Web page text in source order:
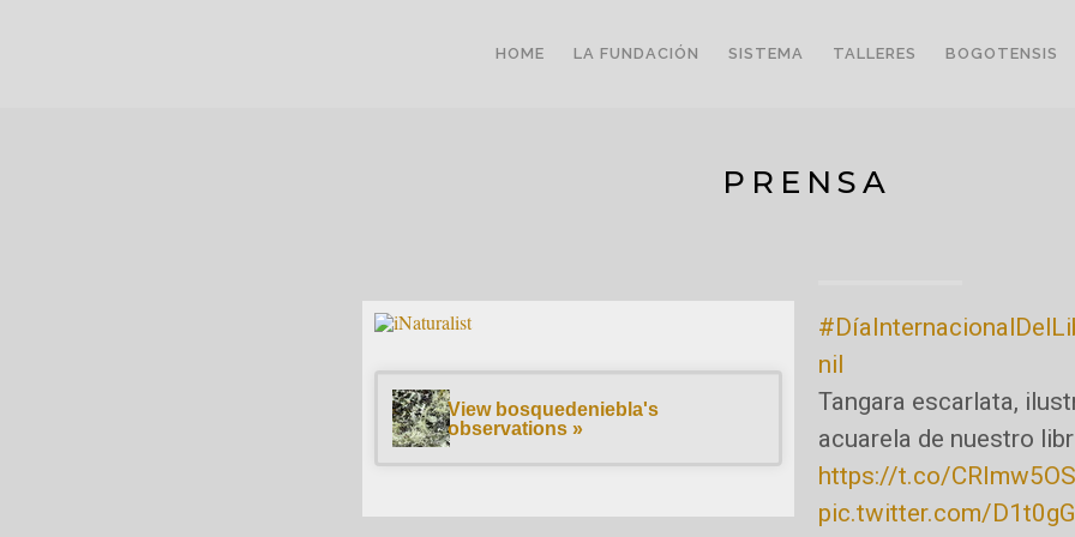
HOME LA FUNDACIÓN SISTEMA TALLERES BOGOTENSIS
PRENSA
View bosquedeniebla's
observations »
nil
Tangara escarlata,
acuarela de nuestro
https://t.co/
pic.twitter.com/